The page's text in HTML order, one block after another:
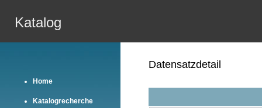
Katalog
Home
Katalogrecherche
Datensatzdetail